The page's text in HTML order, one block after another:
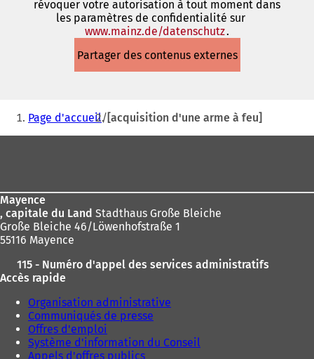
révoquer votre autorisation à tout moment dans
les paramètres de confidentialité sur
www.mainz.de/datenschutz(S'ouvre
un
nouvel
.
Partager des contenus externes
Vous
êtes
Page d'accueil [acquisition d'une arme à feu]
Mayence
, capitale du Land Stadthaus Große Bleiche
Große Bleiche 46/Löwenhofstraße 1
55116 Mayence
115 - Numéro d'appel des services administratifs
Accès rapide
Organisation administrative
Communiqués de presse
Offres d'emploi
Système d'information du Conseil
Appels d'offres publics